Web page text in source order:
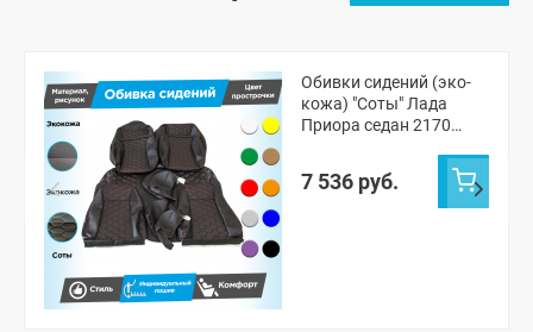
Обивки сидений (эко-
кожа) "Соты" Лада
Приора седан 2170
подголовники)
7 536 руб.